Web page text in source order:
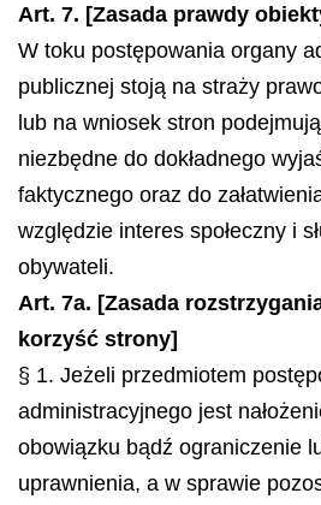
Art. 7. [Zasada prawdy
W toku postępowania organy
publicznej stoją na straży
lub na wniosek stron
niezbędne do dokładnego
faktycznego oraz do
względzie interes społeczny i
obywateli.
Art. 7a. [Zasada
korzyść strony]
§ 1. Jeżeli przedmiotem
administracyjnego jest
obowiązku bądź ograniczenie
uprawnienia, a w sprawie